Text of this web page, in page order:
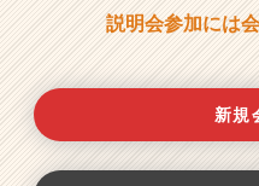
説明会参加には
新規